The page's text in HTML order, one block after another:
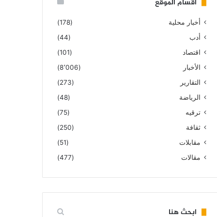
أقسام الموقع
أخبار محلية
(178)
أدب
(44)
اقتصاد
(101)
الأخبار
(8٬006)
التقارير
(273)
الرياضة
(48)
ترقيه
(75)
ثقافة
(250)
مقابلات
(51)
مقالات
(477)
ابحث هنا